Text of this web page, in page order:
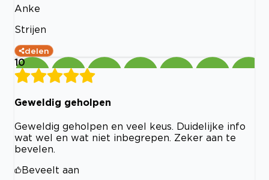
Anke
Strijen
delen
10
Geweldig geholpen
Geweldig geholpen en veel keus. Duidelijke info
wat wel en wat niet inbegrepen. Zeker aan te
bevelen.
Beveelt aan